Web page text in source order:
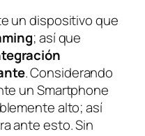
un dispositivo que
; así que
. Considerando
un Smartphone
alto; así
ante esto. Sin